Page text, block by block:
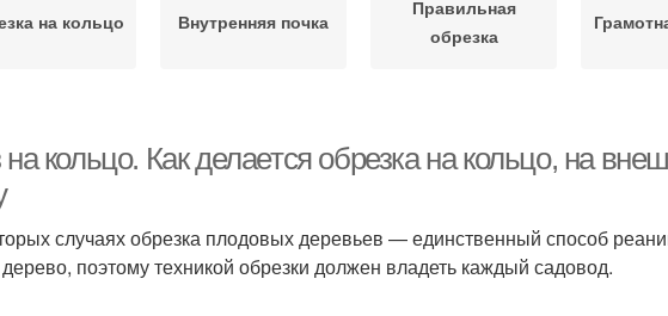
на кольцо Внутренняя почка
Правильная
обрезка
кольцо. Как делается обрезка на кольцо, на
случаях обрезка плодовых деревьев — единственный способ
поэтому техникой обрезки должен владеть каждый садовод.